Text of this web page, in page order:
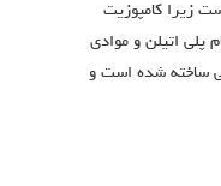
زیرا کامپوزیت
پلی اتیلن و موادی
ساخته شده است و